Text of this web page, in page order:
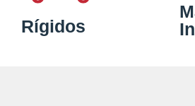
Rígidos